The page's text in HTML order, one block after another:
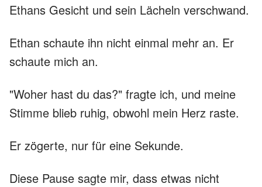
Ethans Gesicht und sein Lächeln verschwand.
Ethan schaute ihn nicht einmal mehr an. Er
schaute mich an.
"Woher hast du das?" fragte ich, und meine
Stimme blieb ruhig, obwohl mein Herz raste.
Er zögerte, nur für eine Sekunde.
Diese Pause sagte mir, dass etwas nicht